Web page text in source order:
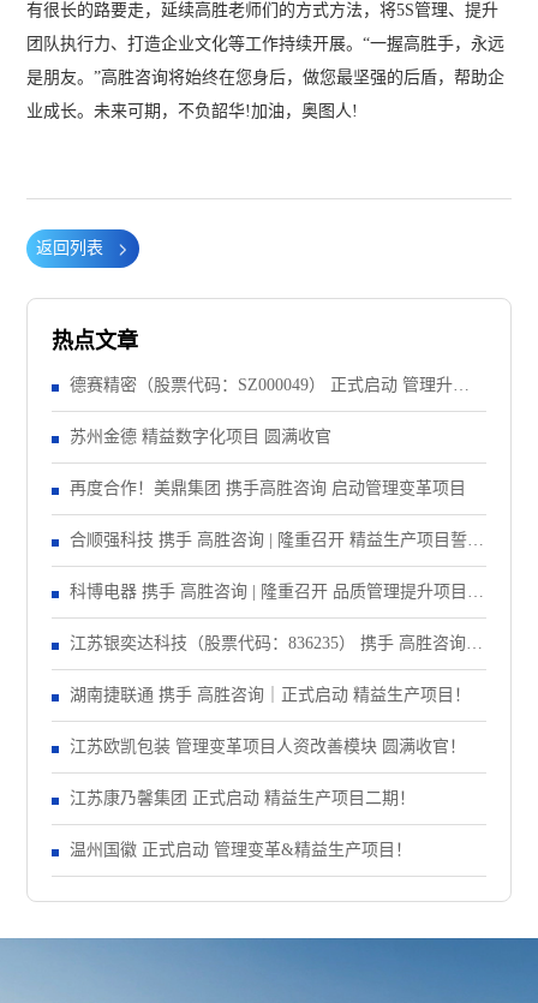
有很长的路要走，延续高胜老师们的方式方法，将5S管理、提升
团队执行力、打造企业文化等工作持续开展。“一握高胜手，永远
是朋友。”高胜咨询将始终在您身后，做您最坚强的后盾，帮助企
业成长。未来可期，不负韶华!加油，奥图人!
返回列表
热点文章
德赛精密（股票代码：SZ000049） 正式启动 管理升级&
精益注塑项目！
苏州金德 精益数字化项目 圆满收官
再度合作！美鼎集团 携手高胜咨询 启动管理变革项目
合顺强科技 携手 高胜咨询 | 隆重召开 精益生产项目誓师
大会！
科博电器 携手 高胜咨询 | 隆重召开 品质管理提升项目启
动大会！
江苏银奕达科技（股票代码：836235） 携手 高胜咨询｜
正式启动 管理变革项目
湖南捷联通 携手 高胜咨询｜正式启动 精益生产项目！
江苏欧凯包装 管理变革项目人资改善模块 圆满收官！
江苏康乃馨集团 正式启动 精益生产项目二期！
温州国徽 正式启动 管理变革&精益生产项目！